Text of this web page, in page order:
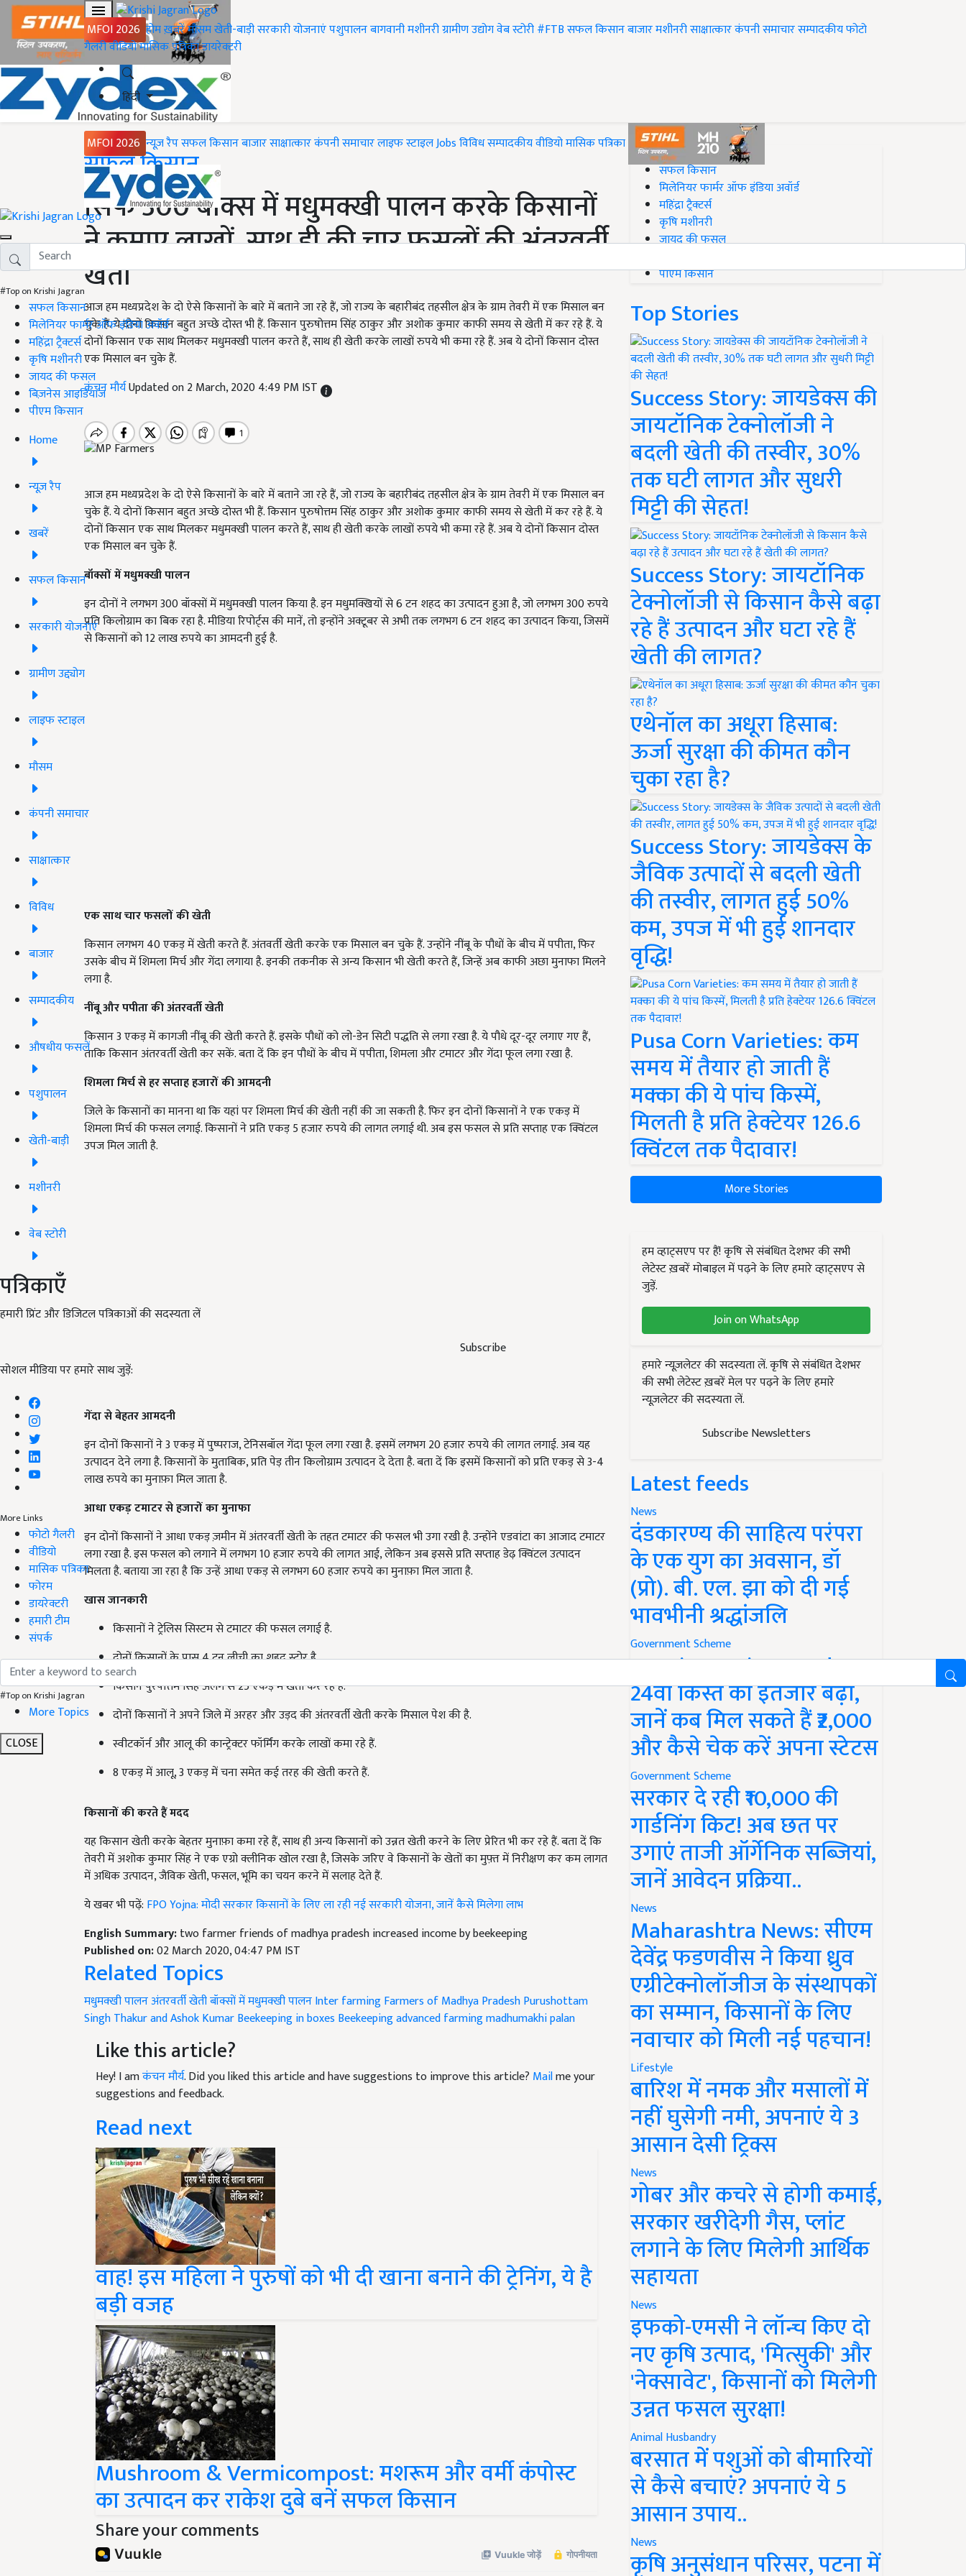
MFOI 2026 होमख़बरेंमौसमखेती-बाड़ीसरकारी योजनाएंपशुपालनबागवानीमशीनरीग्रामीण उद्योगवेब स्टोरी#FTBसफल किसानबाजारमशीनरीसाक्षात्कारकंपनी समाचारसम्पादकीयफोटो
गैलरीवीडियोमासिक पत्रिकाडायरेक्टरी
हिंदी
MFOI 2026 न्यूज़ रैपसफल किसानबाजारसाक्षात्कारकंपनी समाचारलाइफ स्टाइलJobsविविधसम्पादकीयवीडियोमासिक पत्रिका
#Top on Krishi Jagran
सफल किसान
मिलेनियर फार्मर ऑफ इंडिया अवॉर्ड
महिंद्रा ट्रैक्टर्स
कृषि मशीनरी
जायद की फसल
बिज़नेस आइडियाज
पीएम किसान
Home
न्यूज़ रैप
खबरें
सफल किसान
सरकारी योजनाएं
ग्रामीण उद्द्योग
लाइफ स्टाइल
मौसम
कंपनी समाचार
साक्षात्कार
विविध
बाजार
सम्पादकीय
औषधीय फसलें
पशुपालन
खेती-बाड़ी
मशीनरी
वेब स्टोरी
पत्रिकाएँ
हमारी प्रिंट और डिजिटल पत्रिकाओं की सदस्यता लें
Subscribe
सोशल मीडिया पर हमारे साथ जुड़ें:
More Links
फोटो गैलरी
वीडियो
मासिक पत्रिका
फोरम
डायरेक्टरी
हमारी टीम
संपर्क
#Top on Krishi Jagran
More Topics
CLOSE
Home
सफल किसान
सिर्फ 300 बॉक्स में मधुमक्खी पालन करके किसानों
ने कमाए लाखों, साथ ही की चार फसलों की अंतरवर्ती
खेती
आज हम मध्यप्रदेश के दो ऐसे किसानों के बारे में बताने जा रहे हैं, जो राज्य के बहारीबंद तहसील क्षेत्र के ग्राम तेवरी में एक मिसाल बन
चुके हैं. ये दोनों किसान बहुत अच्छे दोस्त भी हैं. किसान पुरुषोत्तम सिंह ठाकुर और अशोक कुमार काफी समय से खेती में कर रहे हैं. ये
दोनों किसान एक साथ मिलकर मधुमक्खी पालन करते हैं, साथ ही खेती करके लाखों रुपये भी कमा रहे हैं. अब ये दोनों किसान दोस्त
एक मिसाल बन चुके हैं.
कंचन मौर्यUpdated on 2 March, 2020 4:49 PM IST
आज हम मध्यप्रदेश के दो ऐसे किसानों के बारे में बताने जा रहे हैं, जो राज्य के बहारीबंद तहसील क्षेत्र के ग्राम तेवरी में एक मिसाल बन
चुके हैं. ये दोनों किसान बहुत अच्छे दोस्त भी हैं. किसान पुरुषोत्तम सिंह ठाकुर और अशोक कुमार काफी समय से खेती में कर रहे हैं. ये
दोनों किसान एक साथ मिलकर मधुमक्खी पालन करते हैं, साथ ही खेती करके लाखों रुपये भी कमा रहे हैं. अब ये दोनों किसान दोस्त
एक मिसाल बन चुके हैं.
बॉक्सों में मधुमक्खी पालन
इन दोनों ने लगभग 300 बॉक्सों में मधुमक्खी पालन किया है. इन मधुमक्खियों से 6 टन शहद का उत्पादन हुआ है, जो लगभग 300 रुपये
प्रति किलोग्राम का बिक रहा है. मीडिया रिपोर्ट्स की मानें, तो इन्होंने अक्टूबर से अभी तक लगभग 6 टन शहद का उत्पादन किया, जिसमें
से किसानों को 12 लाख रुपये का आमदनी हुई है.
एक साथ चार फसलों की खेती
किसान लगभग 40 एकड़ में खेती करते हैं. अंतवर्ती खेती करके एक मिसाल बन चुके हैं. उन्होंने नींबू के पौधों के बीच में पपीता, फिर
उसके बीच में शिमला मिर्च और गेंदा लगाया है. इनकी तकनीक से अन्य किसान भी खेती करते हैं, जिन्हें अब काफी अछा मुनाफा मिलने
लगा है.
नींबू और पपीता की अंतरवर्ती खेती
किसान 3 एकड़ में कागजी नींबू की खेती करते हैं. इसके पौधों को लो-डेन सिटी पद्धति से लगा रखा है. ये पौधे दूर-दूर लगाए गए हैं,
ताकि किसान अंतरवर्ती खेती कर सकें. बता दें कि इन पौधों के बीच में पपीता, शिमला और टमाटर और गेंदा फूल लगा रखा है.
शिमला मिर्च से हर सप्ताह हजारों की आमदनी
जिले के किसानों का मानना था कि यहां पर शिमला मिर्च की खेती नहीं की जा सकती है. फिर इन दोनों किसानों ने एक एकड़ में
शिमला मिर्च की फसल लगाई. किसानों ने प्रति एकड़ 5 हजार रुपये की लागत लगाई थी. अब इस फसल से प्रति सप्ताह एक क्विंटल
उपज मिल जाती है.
गेंदा से बेहतर आमदनी
इन दोनों किसानों ने 3 एकड़ में पुष्पराज, टेनिसबॉल गेंदा फूल लगा रखा है. इसमें लगभग 20 हजार रुपये की लागत लगाई. अब यह
उत्पादन देने लगा है. किसानों के मुताबिक, प्रति पेड़ तीन किलोग्राम उत्पादन दे देता है. बता दें कि इसमें किसानों को प्रति एकड़ से 3-4
लाख रुपये का मुनाफ़ा मिल जाता है.
आधा एकड़ टमाटर से हजारों का मुनाफा
इन दोनों किसानों ने आधा एकड़ ज़मीन में अंतरवर्ती खेती के तहत टमाटर की फसल भी उगा रखी है. उन्होंने एडवांटा का आजाद टमाटर
लगा रखा है. इस फसल को लगाने में लगभग 10 हजार रुपये की लागत आई, लेकिन अब इससे प्रति सप्ताह डेढ़ क्विंटल उत्पादन
मिलता है. बताया जा रहा है कि उन्हें आधा एकड़ से लगभग 60 हजार रुपये का मुनाफ़ा मिल जाता है.
खास जानकारी
किसानों ने ट्रेलिस सिस्टम से टमाटर की फसल लगाई है.
दोनों किसानों के पास 4 टन लीची का शहद स्टोर है.
किसान पुरषोत्तम सिंह अलग से 25 एकड़ में खेती कर रहे हैं.
दोनों किसानों ने अपने जिले में अरहर और उड़द की अंतरवर्ती खेती करके मिसाल पेश की है.
स्वीटकॉर्न और आलू की कान्ट्रेक्टर फॉर्मिंग करके लाखों कमा रहे हैं.
8 एकड़ में आलू, 3 एकड़ में चना समेत कई तरह की खेती करते हैं.
किसानों की करते हैं मदद
यह किसान खेती करके बेहतर मुनाफ़ा कमा रहे हैं, साथ ही अन्य किसानों को उन्नत खेती करने के लिए प्रेरित भी कर रहे हैं. बता दें कि
तेवरी में अशोक कुमार सिंह ने एक एग्रो क्लीनिक खोल रखा है, जिसके जरिए वे किसानों के खेतों का मुफ़्त में निरीक्षण कर कम लागत
में अधिक उत्पादन, जैविक खेती, फसल, भूमि का चयन करने में सलाह देते हैं.
ये खबर भी पढ़ें: FPO Yojna: मोदी सरकार किसानों के लिए ला रही नई सरकारी योजना, जानें कैसे मिलेगा लाभ
English Summary:two farmer friends of madhya pradesh increased income by beekeeping
Published on:02 March 2020, 04:47 PM IST
Related Topics
मधुमक्खी पालनअंतरवर्ती खेतीबॉक्सों में मधुमक्खी पालनInter farmingFarmers of Madhya Pradesh Purushottam
Singh Thakur and Ashok KumarBeekeeping in boxes Beekeepingadvanced farmingmadhumakhi palan
Like this article?
Hey! I amकंचन मौर्य. Did you liked this article and have suggestions to improve this article? Mailme your
suggestions and feedback.
Read next
वाह! इस महिला ने पुरुषों को भी दी खाना बनाने की ट्रेनिंग, ये है
बड़ी वजह
Mushroom & Vermicompost: मशरूम और वर्मी कंपोस्ट
का उत्पादन कर राकेश दुबे बनें सफल किसान
Share your comments
#Top on Krishi Jagran
सफल किसान
मिलेनियर फार्मर ऑफ इंडिया अवॉर्ड
महिंद्रा ट्रैक्टर्स
कृषि मशीनरी
जायद की फसल
पीएम किसान
Top Stories
Success Story: जायडेक्स की
जायटॉनिक टेक्नोलॉजी ने
बदली खेती की तस्वीर, 30%
तक घटी लागत और सुधरी
मिट्टी की सेहत!
Success Story: जायटॉनिक
टेक्नोलॉजी से किसान कैसे बढ़ा
रहे हैं उत्पादन और घटा रहे हैं
खेती की लागत?
एथेनॉल का अधूरा हिसाब:
ऊर्जा सुरक्षा की कीमत कौन
चुका रहा है?
Success Story: जायडेक्स के
जैविक उत्पादों से बदली खेती
की तस्वीर, लागत हुई 50%
कम, उपज में भी हुई शानदार
वृद्धि!
Pusa Corn Varieties: कम
समय में तैयार हो जाती हैं
मक्का की ये पांच किस्में,
मिलती है प्रति हेक्टेयर 126.6
क्विंटल तक पैदावार!
More Stories
हम व्हाट्सएप पर हैं! कृषि से संबंधित देशभर की सभी
लेटेस्ट ख़बरें मोबाइल में पढ़ने के लिए हमारे व्हाट्सएप से
जुड़ें.
Join on WhatsApp
हमारे न्यूज़लेटर की सदस्यता लें. कृषि से संबंधित देशभर
की सभी लेटेस्ट ख़बरें मेल पर पढ़ने के लिए हमारे
न्यूज़लेटर की सदस्यता लें.
Subscribe Newsletters
Latest feeds
News
दंडकारण्य की साहित्य परंपरा
के एक युग का अवसान, डॉ
(प्रो). बी. एल. झा को दी गई
भावभीनी श्रद्धांजलि
Government Scheme
PM Kisan Yojana Update:
24वीं किस्त का इंतजार बढ़ा,
जानें कब मिल सकते हैं ₹2,000
और कैसे चेक करें अपना स्टेटस
Government Scheme
सरकार दे रही ₹10,000 की
गार्डनिंग किट! अब छत पर
उगाएं ताजी ऑर्गेनिक सब्जियां,
जानें आवेदन प्रक्रिया..
News
Maharashtra News: सीएम
देवेंद्र फडणवीस ने किया ध्रुव
एग्रीटेक्नोलॉजीज के संस्थापकों
का सम्मान, किसानों के लिए
नवाचार को मिली नई पहचान!
Lifestyle
बारिश में नमक और मसालों में
नहीं घुसेगी नमी, अपनाएं ये 3
आसान देसी ट्रिक्स
News
गोबर और कचरे से होगी कमाई,
सरकार खरीदेगी गैस, प्लांट
लगाने के लिए मिलेगी आर्थिक
सहायता
News
इफको-एमसी ने लॉन्च किए दो
नए कृषि उत्पाद, 'मित्सुकी' और
'नेक्सावेट', किसानों को मिलेगी
उन्नत फसल सुरक्षा!
Animal Husbandry
बरसात में पशुओं को बीमारियों
से कैसे बचाएं? अपनाएं ये 5
आसान उपाय..
News
कृषि अनुसंधान परिसर, पटना में